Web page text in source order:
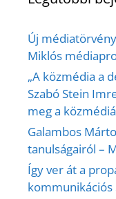
Új
Miklós
„A közmédia a
Szabó Stein
meg a
Galambos
tanulságairól –
Így ver át a